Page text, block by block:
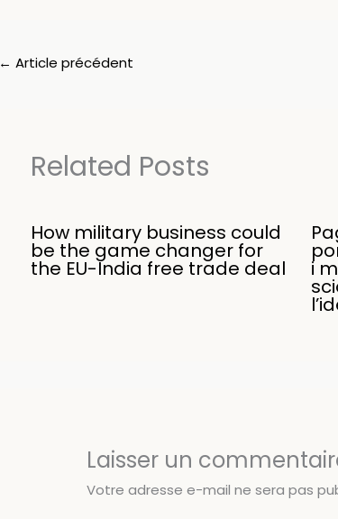
← Article précédent
Related Posts
How military business could
be the game changer for
the EU-India free trade deal i
Laisser un
Votre adresse e-mail ne sera pas